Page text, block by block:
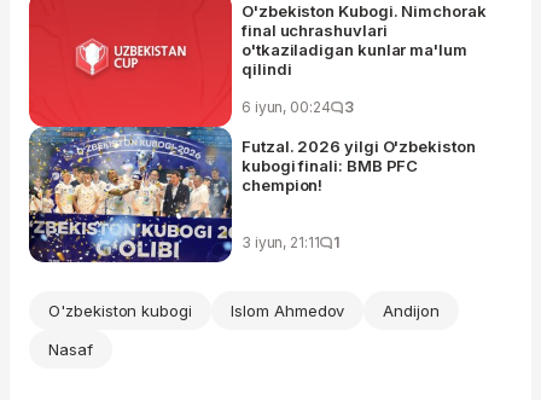
O'zbekiston Kubogi. Nimchorak
final uchrashuvlari
o'tkaziladigan kunlar ma'lum
qilindi
6 iyun, 00:24 3
Futzal. 2026 yilgi O'zbekiston
kubogi finali: BMB PFC
chempion!
3 iyun, 21:11 1
O'zbekiston kubogi Islom Ahmedov
Andijon
Nasaf